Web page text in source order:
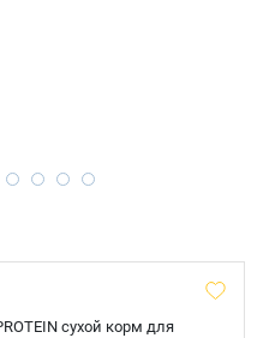
сухой корм для